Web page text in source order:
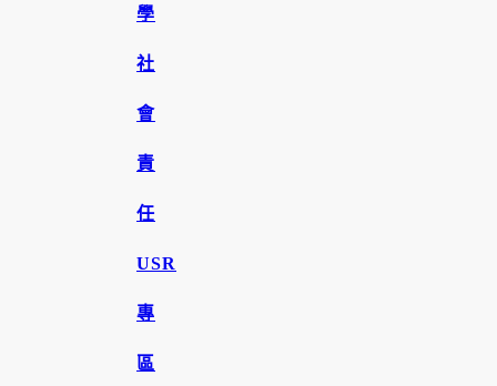
學
社
會
責
任
USR
專
區